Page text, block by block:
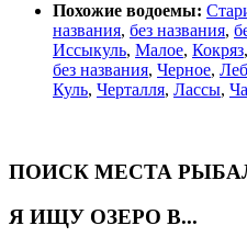
Похожие водоемы:
названия, без названия,
Иссыкуль, Малое, Кокряз,
без названия, Черное,
Куль, Черталля, Лассы,
ПОИСК МЕСТА
Я ИЩУ ОЗЕРО В...